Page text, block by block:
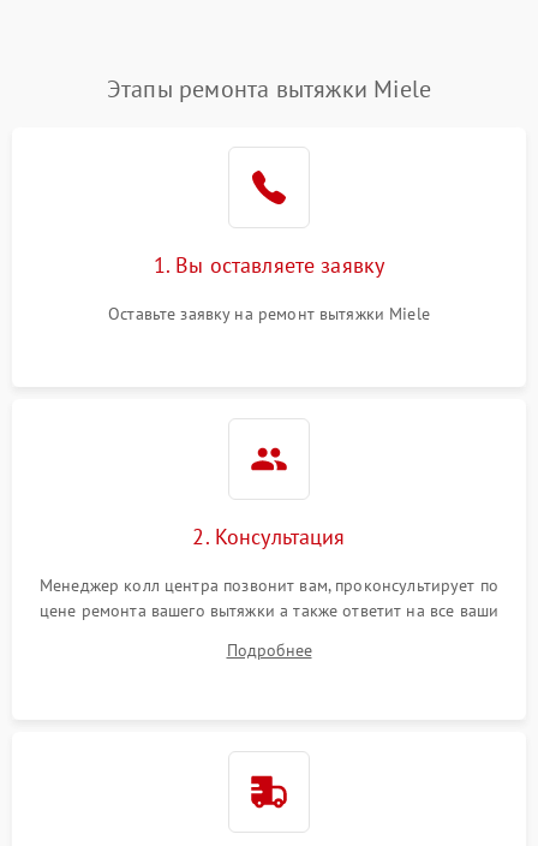
Этапы ремонта вытяжки Miele
1. Вы оставляете заявку
Оставьте заявку на ремонт вытяжки Miele
2. Консультация
Менеджер колл центра позвонит вам, проконсультирует по
цене ремонта вашего вытяжки а также ответит на все ваши
Подробнее